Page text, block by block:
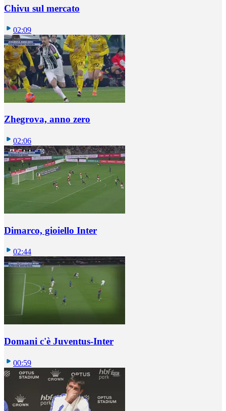
Chivu sul mercato
02:09
Zhegrova, anno zero
02:06
Dimarco, gioiello Inter
02:44
Domani c'è Juventus-Inter
00:59